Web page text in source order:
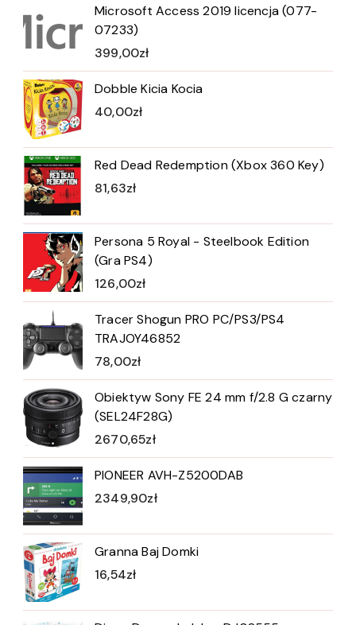
Microsoft Access 2019 licencja (077-
07233)
399,00zł
Dobble Kicia Kocia
40,00zł
Red Dead Redemption (Xbox 360 Key)
81,63zł
Persona 5 Royal - Steelbook Edition
(Gra PS4)
126,00zł
Tracer Shogun PRO PC/PS3/PS4
TRAJOY46852
78,00zł
Obiektyw Sony FE 24 mm f/2.8 G czarny
(SEL24F28G)
2670,65zł
PIONEER AVH-Z5200DAB
2349,90zł
Granna Baj Domki
16,54zł